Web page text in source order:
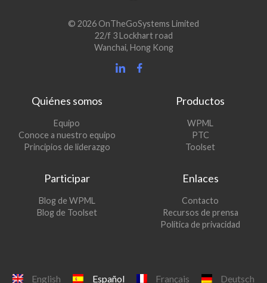
© 2026 OnTheGoSystems Limited
22/f 3 Lockhart road
Wanchai, Hong Kong
Quiénes somos
Equipo
Conoce a nuestro equipo
Principios de liderazgo
Productos
WPML
en
ventana)
PTC(se
abre
nueva
Toolset(se
una
ventana)
Participar
Blog de WPML
abre
Blog de Toolset(se
Enlaces
Contacto
Recursos de prensa
Política de privacidad
English Español Français Deutsch